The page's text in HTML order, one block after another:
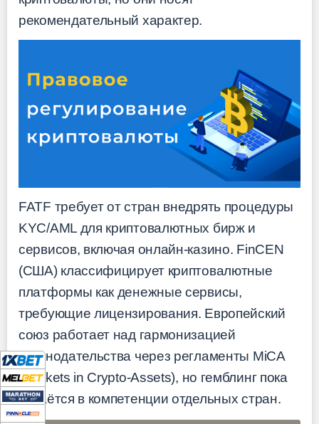
рекомендательный характер.
FATF требует от стран внедрять процедуры
KYC/AML для криптовалютных бирж и
сервисов, включая онлайн-казино. FinCEN
(США) классифицирует криптовалютные
платформы как денежные сервисы,
требующие лицензирования. Европейский
союз работает над гармонизацией
законодательства через регламенты MiCA
(Markets in Crypto-Assets), но гемблинг пока
остаётся в компетенции отдельных стран.